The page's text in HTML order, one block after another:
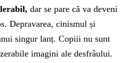
dar se pare că va deveni
Depravarea, cinismul și
singur lanț. Copiii nu sunt
imagini ale desfrâului.